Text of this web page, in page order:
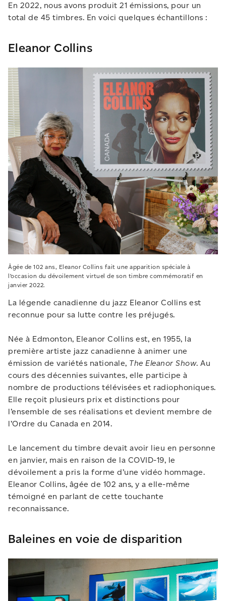
En 2022, nous avons produit 21 émissions, pour un
total de 45 timbres. En voici quelques échantillons :
Eleanor Collins
Âgée de 102 ans, Eleanor Collins fait une apparition spéciale à
l’occasion du dévoilement virtuel de son timbre commémoratif en
janvier 2022.
La légende canadienne du jazz Eleanor Collins est
reconnue pour sa lutte contre les préjugés.
Née à Edmonton, Eleanor Collins est, en 1955, la
première artiste jazz canadienne à animer une
émission de variétés nationale, The Eleanor Show. Au
cours des décennies suivantes, elle participe à
nombre de productions télévisées et radiophoniques.
Elle reçoit plusieurs prix et distinctions pour
l’ensemble de ses réalisations et devient membre de
l’Ordre du Canada en 2014.
Le lancement du timbre devait avoir lieu en personne
en janvier, mais en raison de la COVID-19, le
dévoilement a pris la forme d’une vidéo hommage.
Eleanor Collins, âgée de 102 ans, y a elle-même
témoigné en parlant de cette touchante
reconnaissance.
Baleines en voie de disparition